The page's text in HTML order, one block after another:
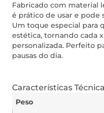
Fabricado com material
é prático de usar e pode
Um toque especial para
estética, tornando cada
personalizada. Perfeito
pausas do dia.
Características
Peso